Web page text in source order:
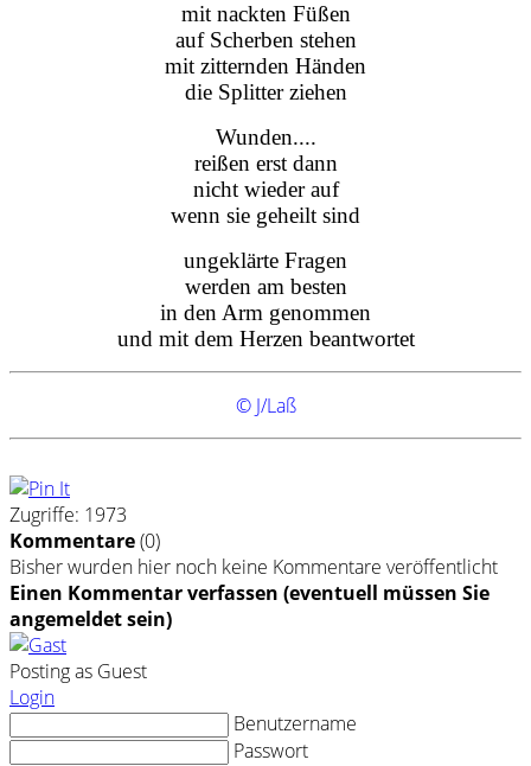
mit nackten Füßen
auf Scherben stehen
mit zitternden Händen
die Splitter ziehen
Wunden....
reißen erst dann
nicht wieder auf
wenn sie geheilt sind
ungeklärte Fragen
werden am besten
in den Arm genommen
und mit dem Herzen beantwortet
© J/Laß
Zugriffe: 1973
Kommentare(0)
Bisher wurden hier noch keine Kommentare veröffentlicht
Einen Kommentar verfassen (eventuell müssen Sie
angemeldet sein)
Posting as Guest
Login
Benutzername
Passwort